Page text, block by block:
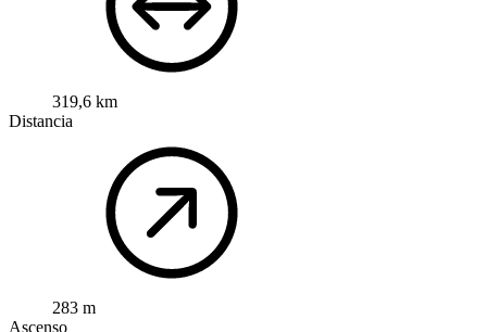
319,6 km
Distancia
283 m
Ascenso